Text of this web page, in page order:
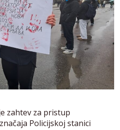
zahtev za pristup
Policijskoj stanici